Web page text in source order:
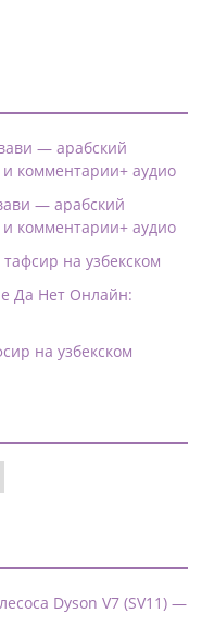
— арабский
комментарии+ аудио
— арабский
комментарии+ аудио
на узбекском
Да Нет Онлайн:
на узбекском
Dyson V7 (SV11) —